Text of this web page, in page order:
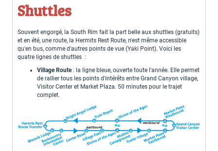
Shuttles
Souvent engorgé, la South Rim fait la part belle aux shuttles (gratuits)
et en été, une route, la Hermits Rest Route, n'est même accessible
qu'en bus, comme d'autres points de vue (Yaki Point). Voici les
quatre lignes de shuttles :
Village Route: la ligne bleue, ouverte toute l'année. Elle permet
de rallier tous les points d'intérêts entre Grand Canyon village,
Visitor Center et Market Plaza. 50 minutes pour le trajet
complet.